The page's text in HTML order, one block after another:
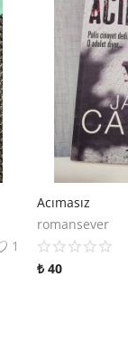
1
Acımasız
romansever
₺ 40